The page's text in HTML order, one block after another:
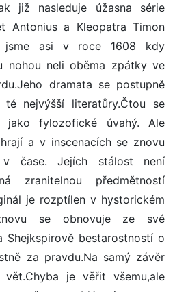
již nasleduje úžasna série
Antonius a Kleopatra Timon
jsme asi v roce 1608 kdy
nohou neli oběma zpátky ve
dramata se postupně
nejvýšší literatůry.Čtou se
fylozofické úvahý. Ale
a v inscenacích se znovu
v čase. Jejích stálost není
zranitelnou předmětností
je rozptílen v hystorickém
se obnovuje ze své
Shejkspirově bestarostností o
za pravdu.Na samý závěr
je věřit všemu,ale